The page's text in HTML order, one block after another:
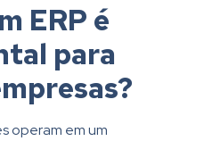
ERP é
para
operam em um